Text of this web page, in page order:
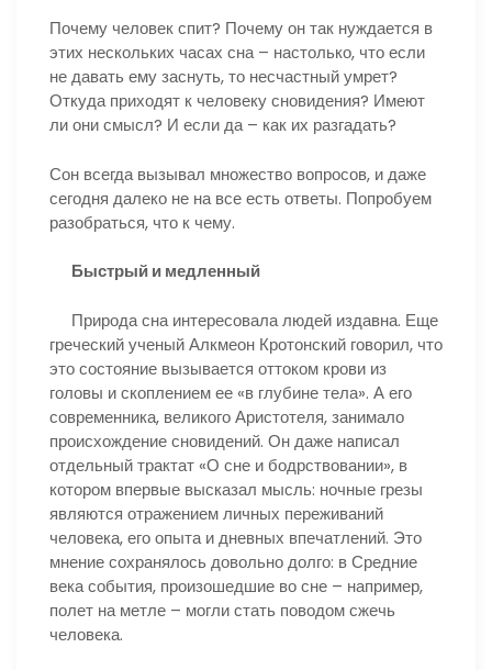
Почему человек спит? Почему он так нуждается в
этих нескольких часах сна – настолько, что если
не давать ему заснуть, то несчастный умрет?
Откуда приходят к человеку сновидения? Имеют
ли они смысл? И если да – как их разгадать?
Сон всегда вызывал множество вопросов, и даже
сегодня далеко не на все есть ответы. Попробуем
разобраться, что к чему.
Быстрый и медленный
Природа сна интересовала людей издавна. Еще
греческий ученый Алкмеон Кротонский говорил, что
это состояние вызывается оттоком крови из
головы и скоплением ее «в глубине тела». А его
современника, великого Аристотеля, занимало
происхождение сновидений. Он даже написал
отдельный трактат «О сне и бодрствовании», в
котором впервые высказал мысль: ночные грезы
являются отражением личных переживаний
человека, его опыта и дневных впечатлений. Это
мнение сохранялось довольно долго: в Средние
века события, произошедшие во сне – например,
полет на метле – могли стать поводом сжечь
человека.